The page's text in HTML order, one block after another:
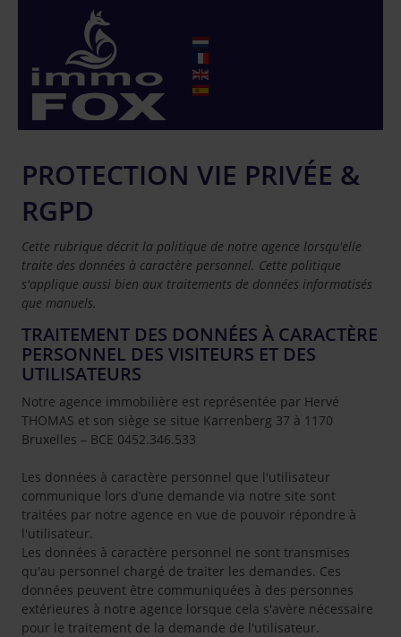
PROTECTION VIE PRIVÉE &
RGPD
Cette rubrique décrit la politique de notre agence lorsqu'elle
traite des données à caractère personnel. Cette politique
s'applique aussi bien aux traitements de données informatisés
que manuels.
TRAITEMENT DES DONNÉES À CARACTÈRE
PERSONNEL DES VISITEURS ET DES
UTILISATEURS
Notre agence immobilière est représentée par Hervé
THOMAS et son siège se situe Karrenberg 37 à 1170
Bruxelles – BCE 0452.346.533
Les données à caractère personnel que l'utilisateur
communique lors d’une demande via notre site sont
traitées par notre agence en vue de pouvoir répondre à
l'utilisateur.
Les données à caractère personnel ne sont transmises
qu'au personnel chargé de traiter les demandes. Ces
données peuvent être communiquées à des personnes
extérieures à notre agence lorsque cela s'avère nécessaire
pour le traitement de la demande de l'utilisateur.